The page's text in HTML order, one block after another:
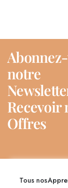
notre
Recevoir
Offres
Tous nos